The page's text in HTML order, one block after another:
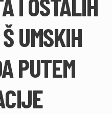
I OSTALIH
UMSKIH
PUTEM